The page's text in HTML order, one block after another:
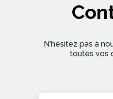
N'hésitez pas à
toutes vos